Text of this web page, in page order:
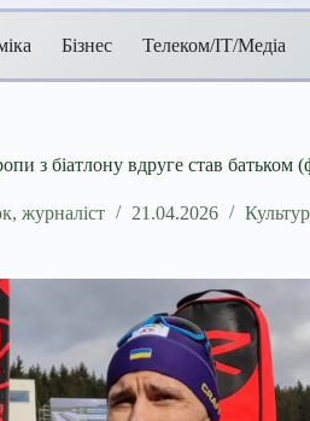
Бізнес Телеком/ІТ/Медіа
з біатлону вдруге став батьком
журналіст 21.04.2026